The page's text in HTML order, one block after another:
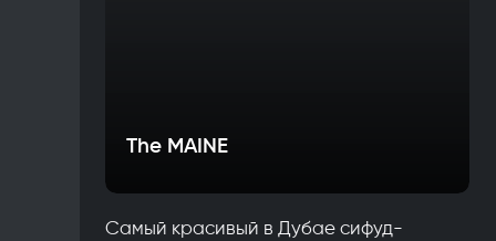
The MAINE
Самый красивый в Дубае сифуд-